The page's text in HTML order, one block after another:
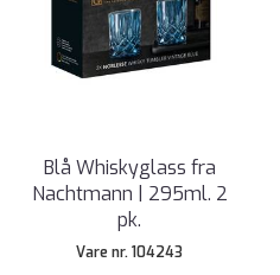
Blå Whiskyglass fra
Nachtmann | 295ml. 2
pk.
Vare nr. 104243